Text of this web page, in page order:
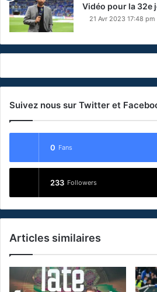
Vidéo pour la 32e
21 Avr 2023 17:48 pm
Suivez nous sur Twitter et
0 Fans
233 Followers
Articles similaires